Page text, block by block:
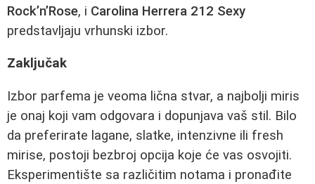
Rock’n’Rose, i Carolina Herrera 212 Sexy
predstavljaju vrhunski izbor.
Zaključak
Izbor parfema je veoma lična stvar, a najbolji miris
je onaj koji vam odgovara i dopunjava vaš stil. Bilo
da preferirate lagane, slatke, intenzivne ili fresh
mirise, postoji bezbroj opcija koje će vas osvojiti.
Eksperimentište sa različitim notama i pronađite